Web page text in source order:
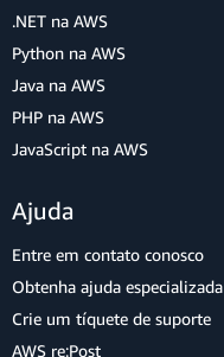
.NET na AWS
Python na AWS
Java na AWS
PHP na AWS
JavaScript na AWS
Ajuda
Entre em contato conosco
Obtenha ajuda especializada
Crie um tíquete de suporte
AWS re:Post